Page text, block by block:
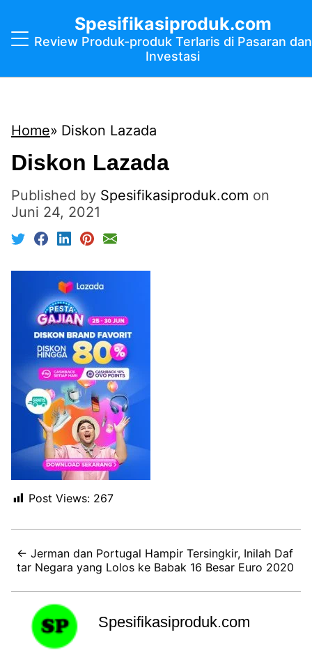
Spesifikasiproduk.com
Review Produk-produk Terlaris di Pasaran dan
Investasi
Home Diskon Lazada
Diskon Lazada
Published by Spesifikasiproduk.com on
Juni 24, 2021
Post Views: 267
← Jerman dan Portugal Hampir Tersingkir, Inilah Daf
tar Negara yang Lolos ke Babak 16 Besar Euro 2020
Spesifikasiproduk.com